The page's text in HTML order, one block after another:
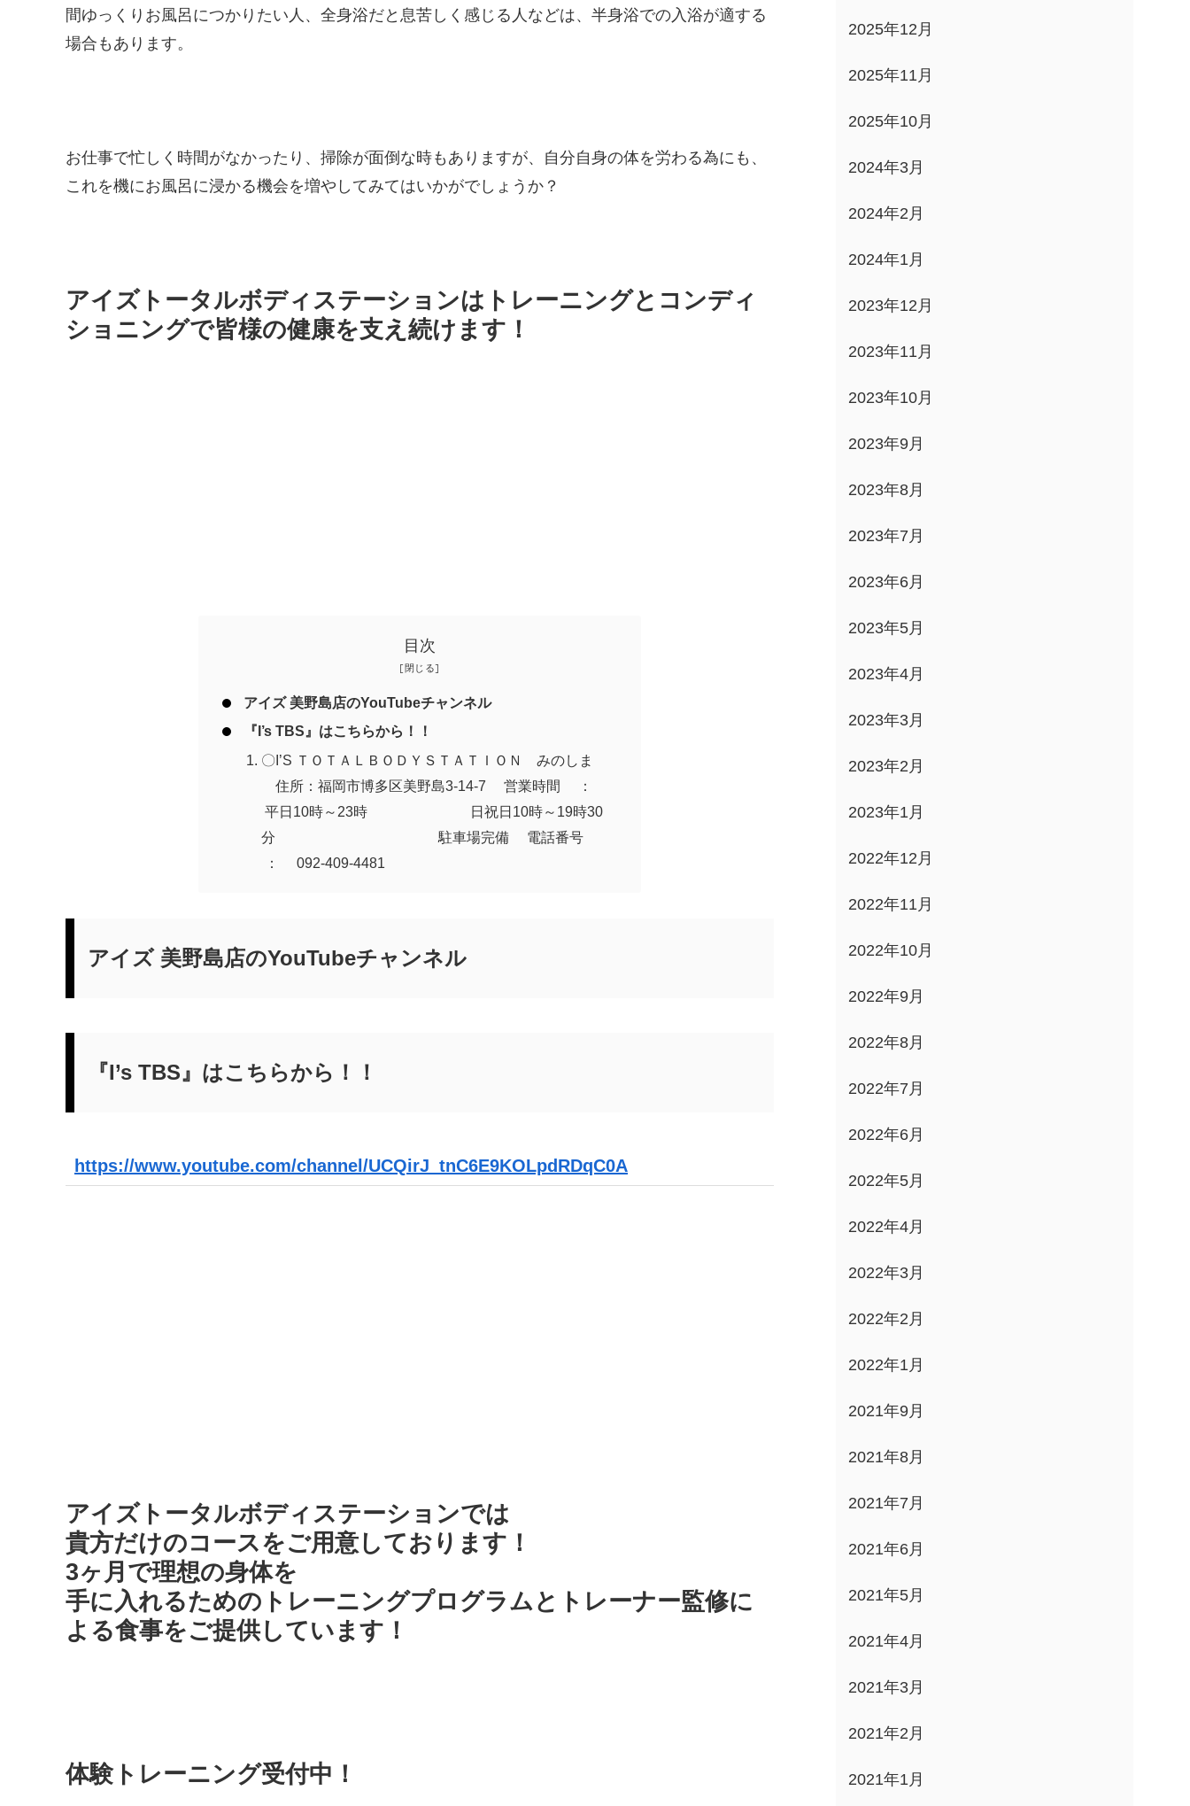
間ゆっくりお風呂につかりたい人、全身浴だと息苦しく感じる人などは、半身浴での入浴が適する
場合もあります。
お仕事で忙しく時間がなかったり、掃除が面倒な時もありますが、自分自身の体を労わる為にも、
これを機にお風呂に浸かる機会を増やしてみてはいかがでしょうか？
アイズトータルボディステーションはトレーニングとコンディ
ショニングで皆様の健康を支え続けます！
目次
アイズ 美野島店のYouTubeチャンネル
『I’s TBS』はこちらから！！
〇I’S ＴＯＴＡＬＢＯＤＹＳＴＡＴＩＯＮ みのしま
住所：福岡市博多区美野島3-14-7 営業時間 ：
平日10時～23時 日祝日10時～19時30
分 駐車場完備 電話番号
： 092-409-4481
アイズ 美野島店のYouTubeチャンネル
『I’s TBS』はこちらから！！
https://www.youtube.com/channel/UCQirJ_tnC6E9KOLpdRDqC0A
アイズトータルボディステーションでは
貴方だけのコースをご用意しております！
3ヶ月で理想の身体を
手に入れるためのトレーニングプログラムとトレーナー監修に
よる食事をご提供しています！
体験トレーニング受付中！
2025年12月
2025年11月
2025年10月
2024年3月
2024年2月
2024年1月
2023年12月
2023年11月
2023年10月
2023年9月
2023年8月
2023年7月
2023年6月
2023年5月
2023年4月
2023年3月
2023年2月
2023年1月
2022年12月
2022年11月
2022年10月
2022年9月
2022年8月
2022年7月
2022年6月
2022年5月
2022年4月
2022年3月
2022年2月
2022年1月
2021年9月
2021年8月
2021年7月
2021年6月
2021年5月
2021年4月
2021年3月
2021年2月
2021年1月